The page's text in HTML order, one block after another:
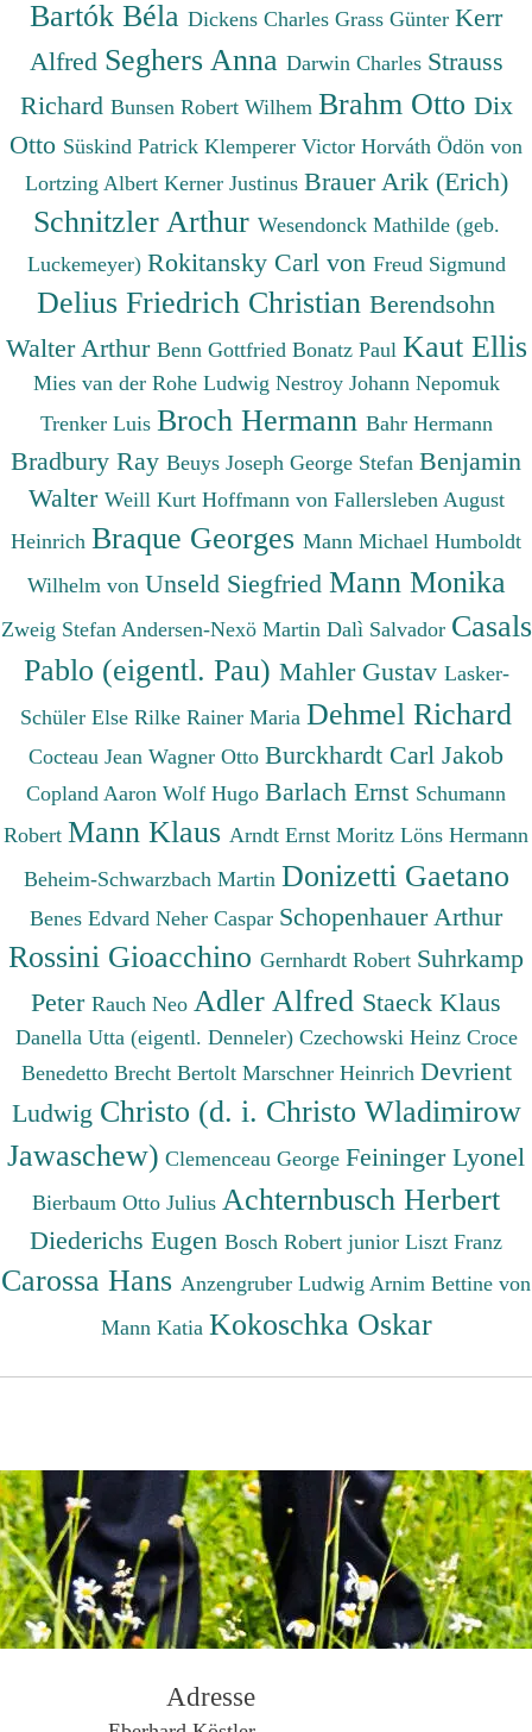
Bartók Béla Dickens Charles Grass Günter Kerr
Alfred Seghers Anna Darwin Charles Strauss
Richard Bunsen Robert Wilhem Brahm Otto Dix
Otto Süskind Patrick Klemperer Victor Horváth Ödön von
Lortzing Albert Kerner Justinus Brauer Arik (Erich)
Schnitzler Arthur Wesendonck Mathilde (geb.
Luckemeyer) Rokitansky Carl von Freud Sigmund
Delius Friedrich Christian Berendsohn
Walter Arthur Benn Gottfried Bonatz Paul Kaut Ellis
Mies van der Rohe Ludwig Nestroy Johann Nepomuk
Trenker Luis Broch Hermann Bahr Hermann
Bradbury Ray Beuys Joseph George Stefan Benjamin
Walter Weill Kurt Hoffmann von Fallersleben August
Heinrich Braque Georges Mann Michael Humboldt
Wilhelm von Unseld Siegfried Mann Monika
Zweig Stefan Andersen-Nexö Martin Dalì Salvador Casals
Pablo (eigentl. Pau) Mahler Gustav Lasker-
Schüler Else Rilke Rainer Maria Dehmel Richard
Cocteau Jean Wagner Otto Burckhardt Carl Jakob
Copland Aaron Wolf Hugo Barlach Ernst Schumann
Robert Mann Klaus Arndt Ernst Moritz Löns Hermann
Beheim-Schwarzbach Martin Donizetti Gaetano
Benes Edvard Neher Caspar Schopenhauer Arthur
Rossini Gioacchino Gernhardt Robert Suhrkamp
Peter Rauch Neo Adler Alfred Staeck Klaus
Danella Utta (eigentl. Denneler) Czechowski Heinz Croce
Benedetto Brecht Bertolt Marschner Heinrich Devrient
Ludwig Christo (d. i. Christo Wladimirow
Jawaschew) Clemenceau George Feininger Lyonel
Bierbaum Otto Julius Achternbusch Herbert
Diederichs Eugen Bosch Robert junior Liszt Franz
Carossa Hans Anzengruber Ludwig Arnim Bettine von
Mann Katia Kokoschka Oskar
Adresse